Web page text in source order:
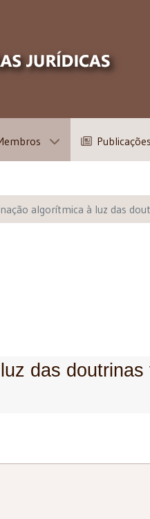
Publicações
algorítmica à luz das
das doutrinas